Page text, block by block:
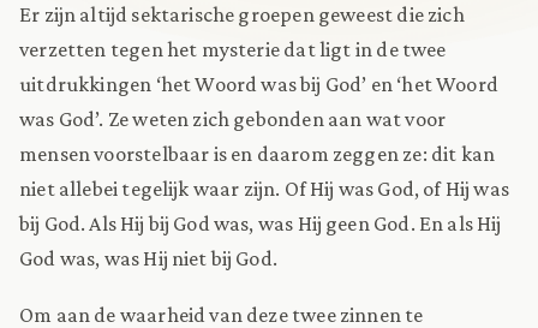
Er zijn altijd sektarische groepen geweest die zich
verzetten tegen het mysterie dat ligt in de twee
uitdrukkingen ‘het Woord was bij God’ en ‘het Woord
was God’. Ze weten zich gebonden aan wat voor
mensen voorstelbaar is en daarom zeggen ze: dit kan
niet allebei tegelijk waar zijn. Of Hij was God, of Hij was
bij God. Als Hij bij God was, was Hij geen God. En als Hij
God was, was Hij niet bij God.
Om aan de waarheid van deze twee zinnen te